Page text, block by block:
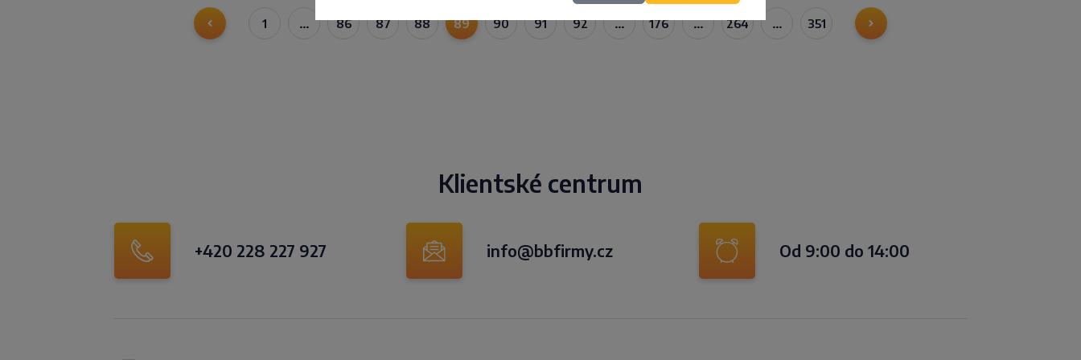
1 … 86 87 88 89 90 91 92 … 176 … 264 … 351
Klientské centrum
+420 228 227 927 info@bbfirmy.cz Od 9:00 do 14:00